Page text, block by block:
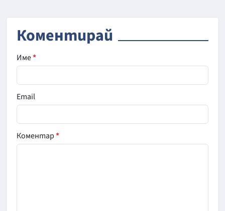
Коментирай
Име*
Email
Коментар*